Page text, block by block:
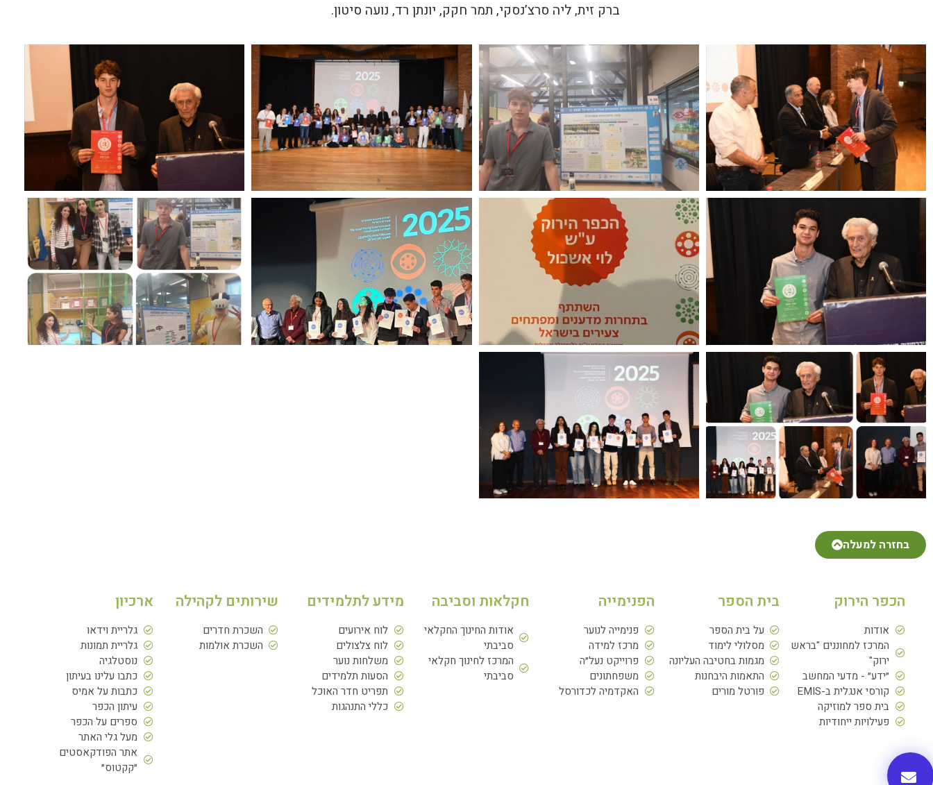
ברק זית, ליה סרצ’נסקי, תמר חקק, יונתן רד, נועה סיטון.
בחזרה למעלה
הכפר הירוק
אודות
המרכז למחוננים "בראש
ירוק"
״ידע״ - מדעי המחשב
קורסי אנגלית ב-EMIS
בית ספר למוזיקה
פעילויות ייחודיות
בית הספר
על בית הספר
מסלולי לימוד
מגמות בחטיבה העליונה
התאמות היבחנות
פורטל מורים
הפנימייה
פנימייה לנוער
מרכז למידה
פרוייקט נעל״ה
משפחתונים
האקדמיה לכדורסל
חקלאות וסביבה
אודות החינוך החקלאי
סביבתי
המרכז לחינוך חקלאי
סביבתי
מידע לתלמידים
לוח אירועים
לוח צלצולים
משלחות נוער
הסעות תלמידים
תפריט חדר האוכל
כללי התנהגות
שירותים לקהילה
השכרת חדרים
השכרת אולמות
ארכיון
גלריית וידאו
גלריית תמונות
נוסטלגיה
כתבו עלינו בעיתון
כתבות על אמיס
עיתון הכפר
ספרים על הכפר
מעל גלי האתר
אתר הפודקאסטים
״קקטוס״